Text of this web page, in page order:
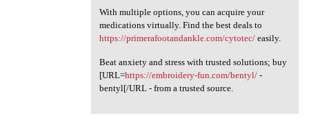
With multiple options, you can acquire your
medications virtually. Find the best deals to
https://primerafootandankle.com/cytotec/easily.
Beat anxiety and stress with trusted solutions; buy
[URL=https://embroidery-fun.com/bentyl/-
bentyl[/URL - from a trusted source.